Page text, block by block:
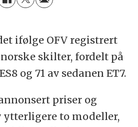
ifølge OFV registrert
norske skilter, fordelt på
og 71 av sedanen ET7.
priser og
ytterligere to modeller,